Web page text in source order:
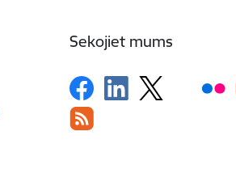
Sekojiet mums